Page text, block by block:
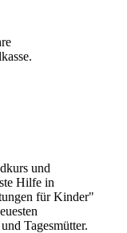
und
Hilfe in
für Kinder"
Tagesmütter.